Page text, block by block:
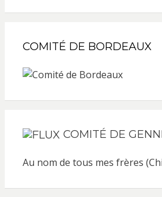
COMITÉ DE BORDEAUX
COMITÉ DE
Au nom de tous mes frères